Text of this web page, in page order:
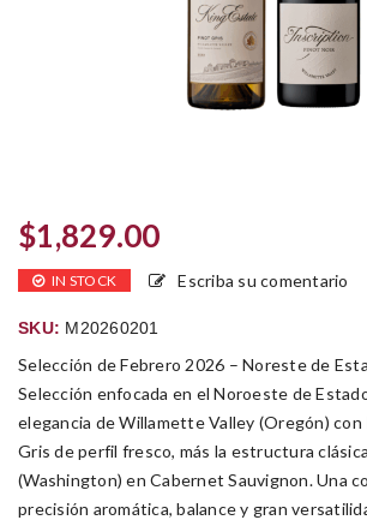
$1,829.00
IN STOCK Escriba su comentario
SKU: M20260201
Selección de Febrero 2026 – Noreste de
Selección enfocada en el Noroeste de
elegancia de Willamette Valley (Oregón)
Gris de perfil fresco, más la estructura
(Washington) en Cabernet Sauvignon. Una
precisión aromática, balance y gran